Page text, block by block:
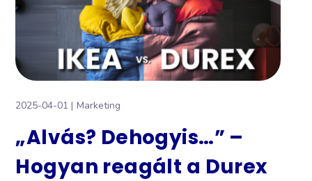
2025-04-01 Marketing
„Alvás? Dehogyis…” –
Hogyan reagált a Durex